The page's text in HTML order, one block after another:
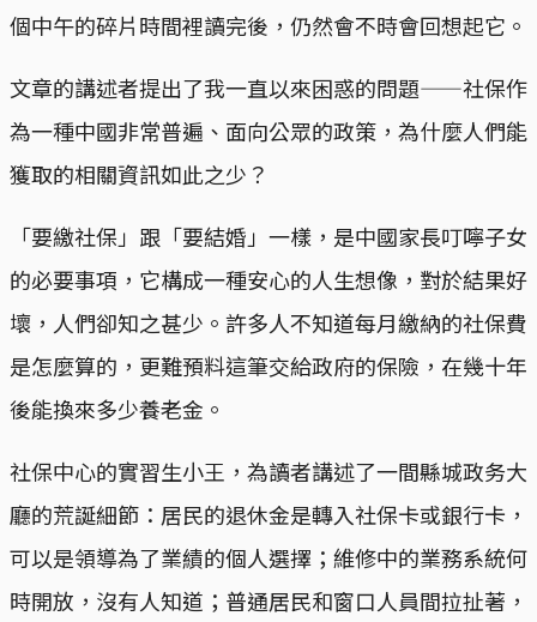
個中午的碎片時間裡讀完後，仍然會不時會回想起它。
文章的講述者提出了我一直以來困惑的問題——社保作
為一種中國非常普遍、面向公眾的政策，為什麼人們能
獲取的相關資訊如此之少？
「要繳社保」跟「要結婚」一樣，是中國家長叮嚀子女
的必要事項，它構成一種安心的人生想像，對於結果好
壞，人們卻知之甚少。許多人不知道每月繳納的社保費
是怎麼算的，更難預料這筆交給政府的保險，在幾十年
後能換來多少養老金。
社保中心的實習生小王，為讀者講述了一間縣城政务大
廳的荒誕細節：居民的退休金是轉入社保卡或銀行卡，
可以是領導為了業績的個人選擇；維修中的業務系統何
時開放，沒有人知道；普通居民和窗口人員間拉扯著，